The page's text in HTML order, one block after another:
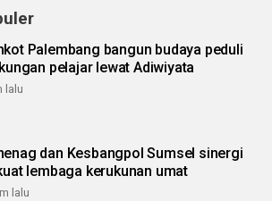
Palembang bangun budaya peduli
pelajar lewat Adiwiyata
lalu
dan Kesbangpol Sumsel sinergi
lembaga kerukunan umat
lalu